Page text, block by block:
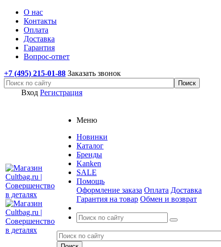
О нас
Контакты
Оплата
Доставка
Гарантия
Вопрос-ответ
+7 (495) 215-01-88 Заказать звонок
Вход Регистрация
Меню
Новинки
Каталог
Бренды
Kanken
SALE
Помощь
Оформление заказа Оплата Доставка
Гарантия на товар Обмен и возврат